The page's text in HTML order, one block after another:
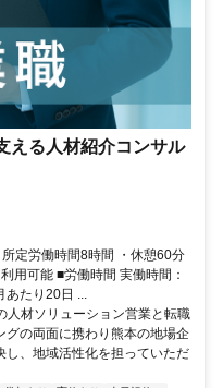
える人材紹介コンサル
定労働時間8時間 ・休憩60分
用可能 ■労働時間 実働時間：
たり20日 ...
人材ソリューション営業と転職
グの両面に携わり熊本の地場企
し、地域活性化を担っていただ